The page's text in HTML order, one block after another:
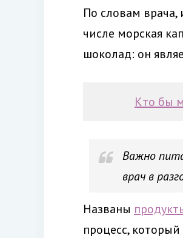
По словам
числе морская
шоколад: он
Кто бы
Важно
врач в
Названы
процесс,